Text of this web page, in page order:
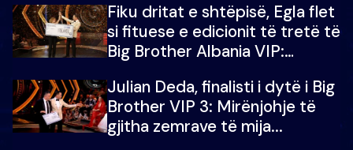
Fiku dritat e shtëpisë, Egla flet
si fituese e edicionit të tretë të
Big Brother Albania VIP:
Julian Deda, finalisti i dytë i Big
Brother VIP 3: Mirënjohje të
gjitha zemrave të mija...